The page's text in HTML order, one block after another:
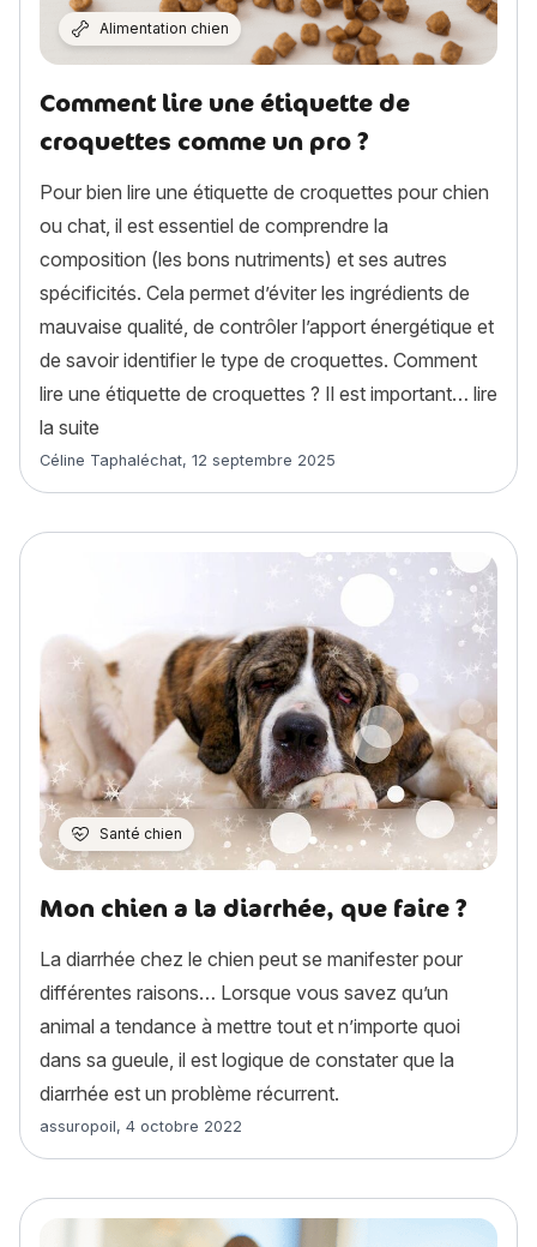
Alimentation chien
Comment lire une étiquette de
croquettes comme un pro ?
Pour bien lire une étiquette de croquettes pour chien
ou chat, il est essentiel de comprendre la
composition (les bons nutriments) et ses autres
spécificités. Cela permet d’éviter les ingrédients de
mauvaise qualité, de contrôler l’apport énergétique et
de savoir identifier le type de croquettes. Comment
lire une étiquette de croquettes ? Il est important… lire
la suite
Article rédigé par
Céline Taphaléchat, 12 septembre 2025
Santé chien
Mon chien a la diarrhée, que faire ?
La diarrhée chez le chien peut se manifester pour
différentes raisons… Lorsque vous savez qu’un
animal a tendance à mettre tout et n’importe quoi
dans sa gueule, il est logique de constater que la
diarrhée est un problème récurrent.
Article rédigé par
assuropoil, 4 octobre 2022